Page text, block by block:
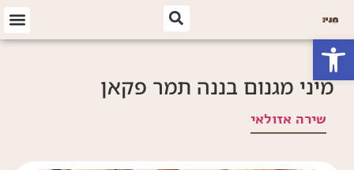
פתח סרגל נגישות
מיני מגנום בננה תמר פקאן
שירה אזולאי